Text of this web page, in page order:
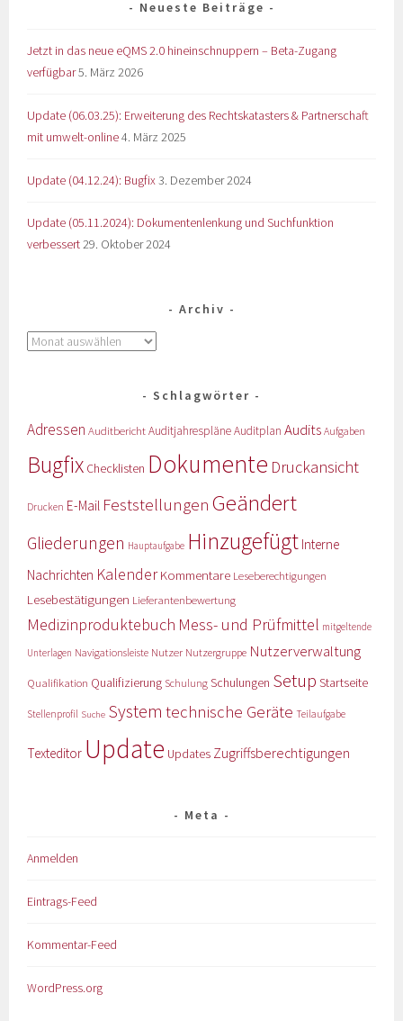
Neueste Beiträge
Jetzt in das neue eQMS 2.0 hineinschnuppern – Beta-Zugang
verfügbar5. März 2026
Update (06.03.25): Erweiterung des Rechtskatasters & Partnerschaft
mit umwelt-online4. März 2025
Update (04.12.24): Bugfix 3. Dezember 2024
Update (05.11.2024): Dokumentenlenkung und Suchfunktion
verbessert29. Oktober 2024
Archiv
Schlagwörter
Adressen AuditberichtAuditjahrespläneAuditplan Audits Aufgaben
Bugfix Checklisten Dokumente Druckansicht
Drucken E-Mail Feststellungen Geändert
Gliederungen Hauptaufgabe Hinzugefügt Interne
Nachrichten KalenderKommentare Leseberechtigungen
Lesebestätigungen Lieferantenbewertung
Medizinproduktebuch Mess- und Prüfmittel mitgeltende
Unterlagen Navigationsleiste Nutzer Nutzergruppe Nutzerverwaltung
Qualifikation Qualifizierung Schulung Schulungen Setup Startseite
Stellenprofil Suche System technische Geräte Teilaufgabe
Texteditor Update Updates Zugriffsberechtigungen
Meta
Anmelden
Eintrags-Feed
Kommentar-Feed
WordPress.org